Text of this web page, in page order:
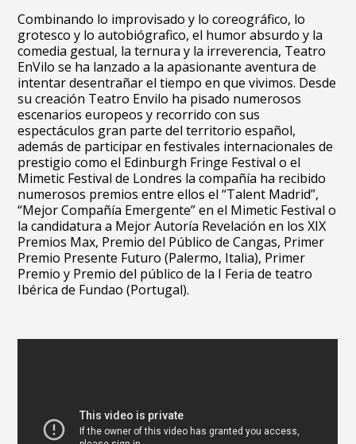
Combinando lo improvisado y lo coreográfico, lo
grotesco y lo autobiógrafico, el humor absurdo y la
comedia gestual, la ternura y la irreverencia, Teatro
EnVilo se ha lanzado a la apasionante aventura de
intentar desentrañar el tiempo en que vivimos. Desde
su creación Teatro Envilo ha pisado numerosos
escenarios europeos y recorrido con sus
espectáculos gran parte del territorio español,
además de participar en festivales internacionales de
prestigio como el Edinburgh Fringe Festival o el
Mimetic Festival de Londres la compañía ha recibido
numerosos premios entre ellos el “Talent Madrid”,
“Mejor Compañía Emergente” en el Mimetic Festival o
la candidatura a Mejor Autoría Revelación en los XIX
Premios Max, Premio del Público de Cangas, Primer
Premio Presente Futuro (Palermo, Italia), Primer
Premio y Premio del público de la I Feria de teatro
Ibérica de Fundao (Portugal).